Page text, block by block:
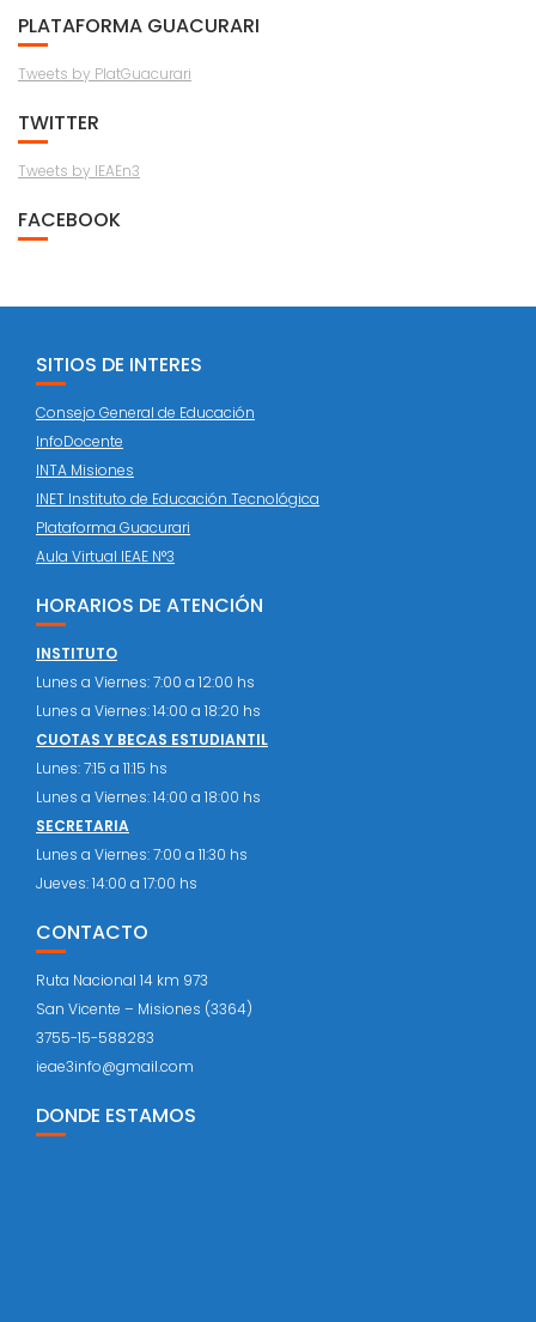
PLATAFORMA GUACURARI
Tweets by PlatGuacurari
TWITTER
Tweets by IEAEn3
FACEBOOK
SITIOS DE INTERES
Consejo General de Educación
InfoDocente
INTA Misiones
INET Instituto de Educación Tecnológica
Plataforma Guacurari
Aula Virtual IEAE N°3
HORARIOS DE ATENCIÓN
INSTITUTO
Lunes a Viernes: 7:00 a 12:00 hs
Lunes a Viernes: 14:00 a 18:20 hs
CUOTAS Y BECAS ESTUDIANTIL
Lunes: 7:15 a 11:15 hs
Lunes a Viernes: 14:00 a 18:00 hs
SECRETARIA
Lunes a Viernes: 7:00 a 11:30 hs
Jueves: 14:00 a 17:00 hs
CONTACTO
Ruta Nacional 14 km 973
San Vicente – Misiones (3364)
3755-15-588283
ieae3info@gmail.com
DONDE ESTAMOS